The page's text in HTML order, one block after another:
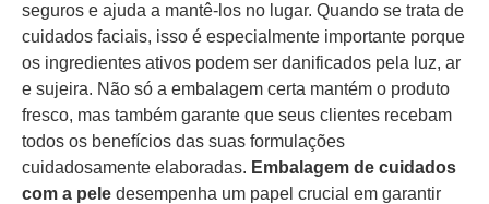
seguros e ajuda a mantê-los no lugar. Quando se trata de
cuidados faciais, isso é especialmente importante porque
os ingredientes ativos podem ser danificados pela luz, ar
e sujeira. Não só a embalagem certa mantém o produto
fresco, mas também garante que seus clientes recebam
todos os benefícios das suas formulações
cuidadosamente elaboradas. Embalagem de cuidados
com a pele desempenha um papel crucial em garantir